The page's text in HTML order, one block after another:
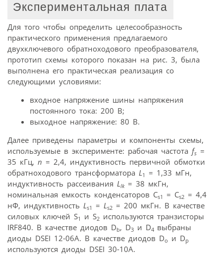
Экспериментальная плата
Для того чтобы определить целесообразность
практического применения предлагаемого
двухключевого обратноходового преобразователя,
прототип схемы которого показан на рис. 3, была
выполнена его практическая реализация со
следующими условиями:
входное напряжение шины напряжения
постоянного тока: 200 В;
выходное напряжение: 80 В.
Далее приведены параметры и компоненты схемы,
используемые в эксперименте: рабочая частота fs =
35 кГц, n = 2,4, индуктивность первичной обмотки
обратноходового трансформатора L1
= 1,33 мГн,
индуктивность рассеивания Llk= 38 мкГн,
номинальная емкость конденсаторов Cs1 = Cs2 = 4,4
нФ, индуктивность Ls1 = Ls2 = 200 мкГн. В качестве
силовых ключей S1 и S2 используются транзисторы
IRF840. В качестве диодов Db, D3 и D4 выбраны
диоды DSEI 12-06A. В качестве диодов Do и Dp
используются диоды DSEI 30-10A.